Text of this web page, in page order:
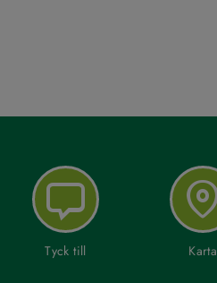
Tyck till Karta